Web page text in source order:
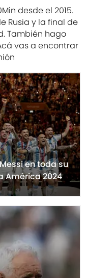
desde el 2015.
Rusia y la final de
También hago
vas a encontrar
en toda su
América 2024